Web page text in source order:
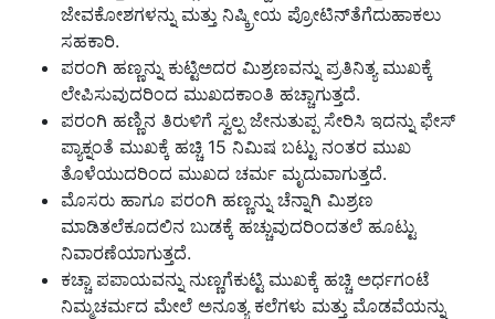
ಜೇವಕೋಶಗಳನ್ನು ಮತ್ತು ನಿಷ್ಕ್ರೀಯ ಪ್ರೋಟಿನ್‍ತೆಗೆದುಹಾಕಲು
ಸಹಕಾರಿ.
ಪರಂಗಿ ಹಣ್ಣನ್ನು ಕುಟ್ಟಿಅದರ ಮಿಶ್ರಣವನ್ನು ಪ್ರತಿನಿತ್ಯ ಮುಖಕ್ಕೆ
ಲೇಪಿಸುವುದರಿಂದ ಮುಖದಕಾಂತಿ ಹಚ್ಚಾಗುತ್ತದೆ.
ಪರಂಗಿ ಹಣ್ಣಿನ ತಿರುಳಿಗೆ ಸ್ವಲ್ಪ ಜೇನುತುಪ್ಪ ಸೇರಿಸಿ ಇದನ್ನು ಫೇಸ್
ಪ್ಯಾಕ್ನಂತೆ ಮುಖಕ್ಕೆ ಹಚ್ಚಿ 15 ನಿಮಿಷ ಬಟ್ಟು ನಂತರ ಮುಖ
ತೊಳೆಯುದರಿಂದ ಮುಖದ ಚರ್ಮ ಮೃದುವಾಗುತ್ತದೆ.
ಮೊಸರು ಹಾಗೂ ಪರಂಗಿ ಹಣ್ಣನ್ನು ಚೆನ್ನಾಗಿ ಮಿಶ್ರಣ
ಮಾಡಿತಲೆಕೂದಲಿನ ಬುಡಕ್ಕೆ ಹಚ್ಚುವುದರಿಂದತಲೆ ಹೂಟ್ಟು
ನಿವಾರಣೆಯಾಗುತ್ತದೆ.
ಕಚ್ಚಾ ಪಪಾಯವನ್ನು ನುಣ್ಣಗೆಕುಟ್ಟಿ ಮುಖಕ್ಕೆ ಹಚ್ಚಿ ಅರ್ಧಗಂಟೆ
ನಿಮ್ಮಚರ್ಮದ ಮೇಲೆ ಅನೂತ್ಯ ಕಲೆಗಳು ಮತ್ತು ಮೊಡವೆಯನ್ನು